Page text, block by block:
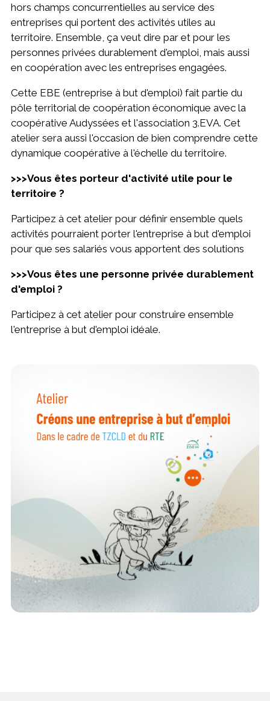
hors champs concurrentielles au service des
entreprises qui portent des activités utiles au
territoire. Ensemble, ça veut dire par et pour les
personnes privées durablement d'emploi, mais aussi
en coopération avec les entreprises engagées.
Cette EBE (entreprise à but d'emploi) fait partie du
pôle territorial de coopération économique avec la
coopérative Audyssées et l'association 3.EVA. Cet
atelier sera aussi l'occasion de bien comprendre cette
dynamique coopérative à l'échelle du territoire.
>>>Vous êtes porteur d'activité utile pour le
territoire ?
Participez à cet atelier pour définir ensemble quels
activités pourraient porter l'entreprise à but d'emploi
pour que ses salariés vous apportent des solutions
>>>Vous êtes une personne privée durablement
d'emploi ?
Participez à cet atelier pour construire ensemble
l'entreprise à but d'emploi idéale.